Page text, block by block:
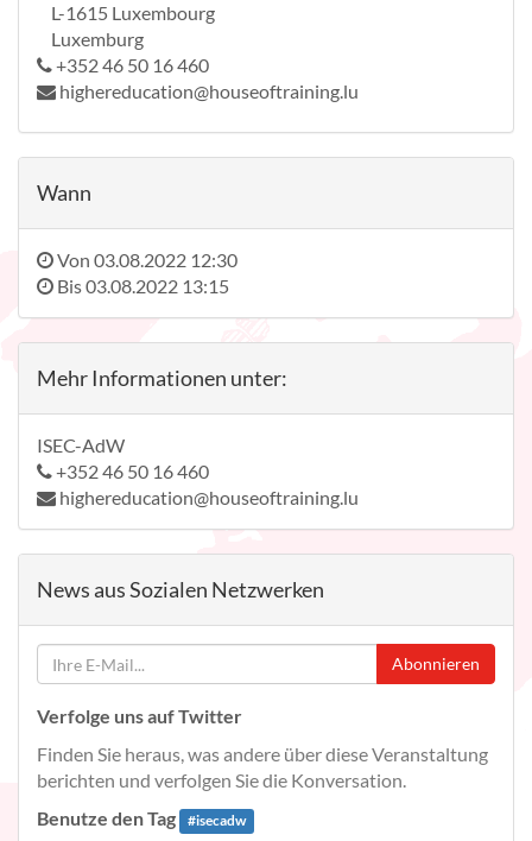
L-1615 Luxembourg
Luxemburg
+352 46 50 16 460
highereducation@houseoftraining.lu
Wann
Von 03.08.2022 12:30
Bis03.08.2022 13:15
Mehr Informationen unter:
ISEC-AdW
+352 46 50 16 460
highereducation@houseoftraining.lu
News aus Sozialen Netzwerken
Abonnieren
Verfolge uns auf Twitter
Finden Sie heraus, was andere über diese Veranstaltung
berichten und verfolgen Sie die Konversation.
Benutze den Tag
#isecadw